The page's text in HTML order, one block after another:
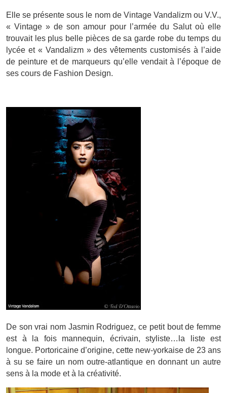
Elle se présente sous le nom de Vintage Vandalizm ou V.V.,
« Vintage » de son amour pour l’armée du Salut où elle
trouvait les plus belle pièces de sa garde robe du temps du
lycée et « Vandalizm » des vêtements customisés à l’aide
de peinture et de marqueurs qu’elle vendait à l’époque de
ses cours de Fashion Design.
De son vrai nom Jasmin Rodriguez, ce petit bout de femme
est à la fois mannequin, écrivain, styliste…la liste est
longue. Portoricaine d’origine, cette new-yorkaise de 23 ans
à su se faire un nom outre-atlantique en donnant un autre
sens à la mode et à la créativité.